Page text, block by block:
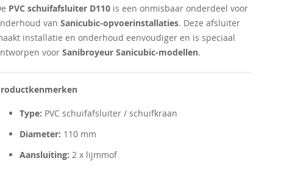
PVC schuifafsluiter D110is een onmisbaar onderdeel voor
van Sanicubic-opvoerinstallaties. Deze afsluiter
installatie en onderhoud eenvoudiger en is speciaal
voor Sanibroyeur Sanicubic-modellen.
Type: PVC schuifafsluiter / schuifkraan
Diameter: 110 mm
Aansluiting: 2 x lijmmof